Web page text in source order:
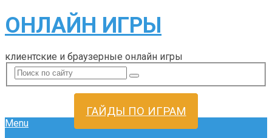
ОНЛАЙН ИГРЫ
клиентские и браузерные онлайн игры
ГАЙДЫ ПО ИГРАМ
Menu